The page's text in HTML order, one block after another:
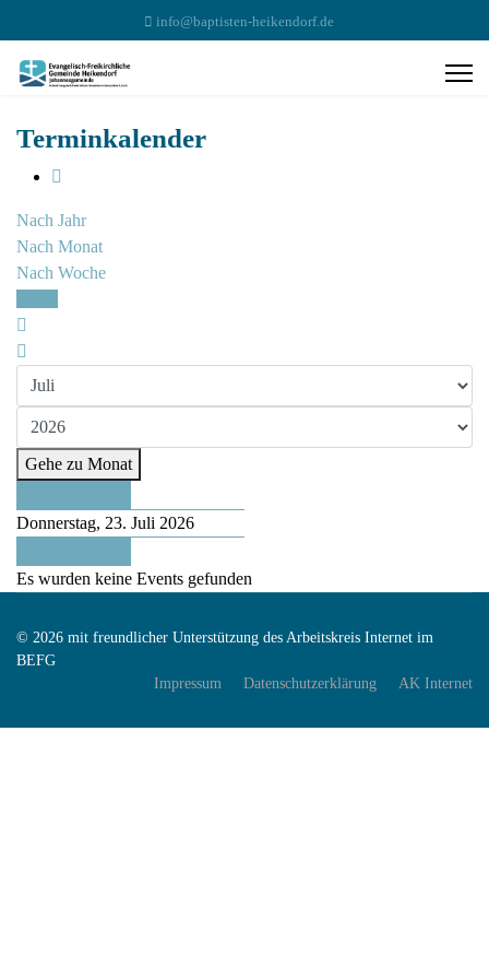
info@baptisten-heikendorf.de
Terminkalender
Nach Jahr
Nach Monat
Nach Woche
Gehe zu Monat
Donnerstag, 23. Juli 2026
Es wurden keine Events gefunden
© 2026 mit freundlicher Unterstützung des Arbeitskreis Internet im
BEFG
Impressum
Datenschutzerklärung AK Internet